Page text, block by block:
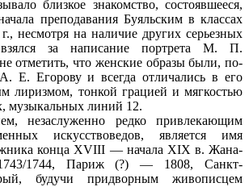
близкое знакомство, состоявшееся,
преподавания Буяльским в классах
несмотря на наличие других серьезных
взялся за написание портрета М. П.
отметить, что женские образы были, по-
Е. Егорову и всегда отличались в его
лиризмом, тонкой грацией и мягкостью
музыкальных линий 12.
незаслуженно редко привлекающим
искусствоведов, является имя
конца XVIII — начала XIX в. Жана-
1744, Париж (?) — 1808, Санкт-
будучи придворным живописцем